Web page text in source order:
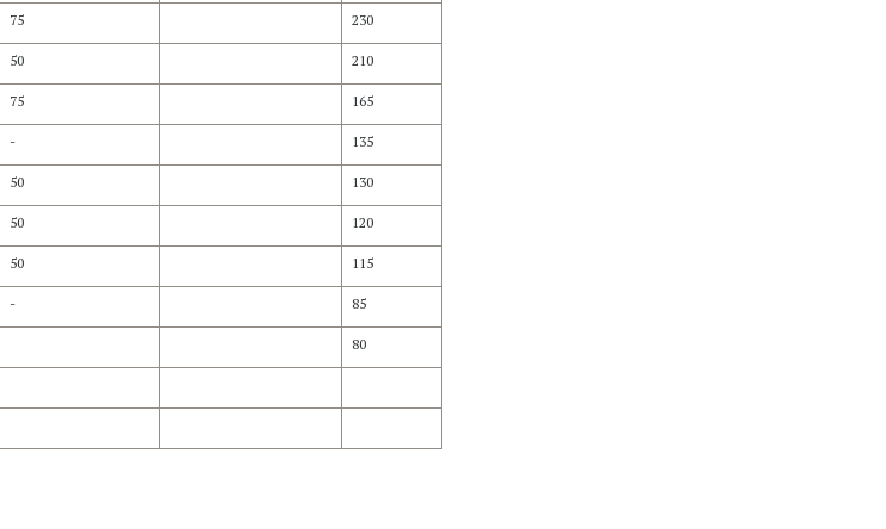
75 230
50 210
75 165
- 135
50 130
50 120
50 115
- 85
80